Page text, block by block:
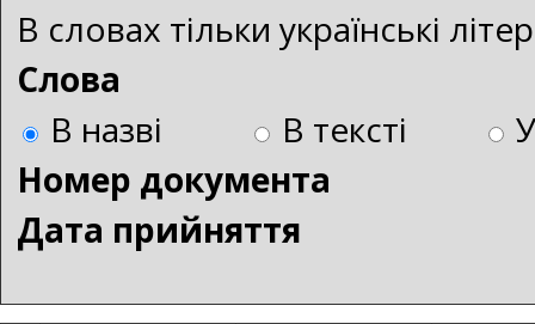
В словах тільки українські
Слова
В назві
В тексті
Номер документа
Дата прийняття